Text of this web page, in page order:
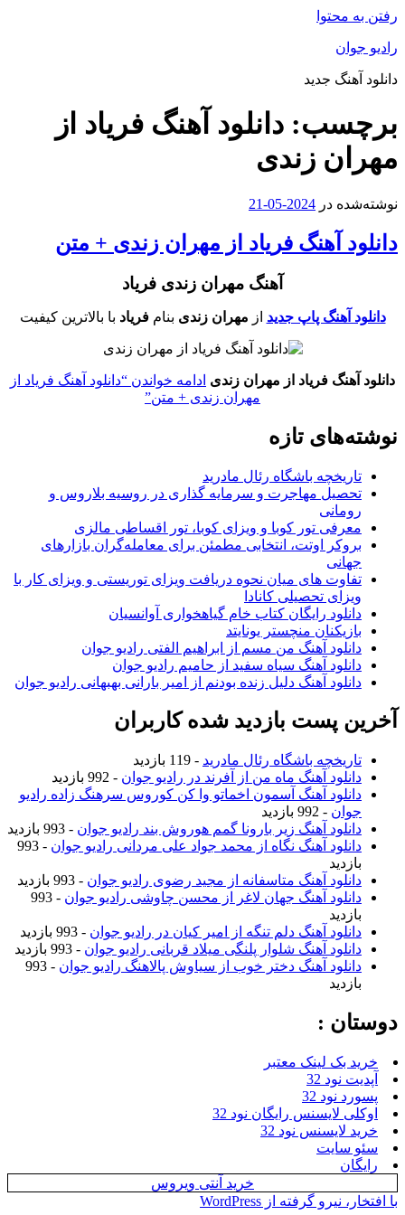
رفتن به محتوا
رادیو جوان
دانلود آهنگ جدید
برچسب: دانلود آهنگ فریاد از
مهران زندی
نوشته‌شده در 2024-05-21
دانلود آهنگ فریاد از مهران زندی + متن
آهنگ مهران زندی فریاد
دانلود آهنگ پاپ جدید از مهران زندی بنام فریاد با بالاترین کیفیت
دانلود آهنگ فریاد از مهران زندی ادامه خواندن “دانلود آهنگ فریاد از
مهران زندی + متن”
نوشته‌های تازه
تاریخچه باشگاه رئال مادرید
تحصیل مهاجرت و سرمایه گذاری در روسیه بلاروس و
رومانی
معرفی تور کوبا و ویزای کوبا، تور اقساطی مالزی
بروکر اوتت، انتخابی مطمئن برای معامله‌گران بازارهای
جهانی
تفاوت های میان نحوه دریافت ویزای توریستی و ویزای کار با
ویزای تحصیلی کانادا
دانلود رایگان کتاب خام گیاهخواری آوانسیان
بازیکنان منچستر یونایتد
دانلود آهنگ من مسم از ابراهیم الفتی رادیو جوان
دانلود آهنگ سیاه سفید از حامیم رادیو جوان
دانلود آهنگ دلیل زنده بودنم از امیر بارانی بهبهانی رادیو جوان
آخرین پست بازدید شده کاربران
تاریخچه باشگاه رئال مادرید - 119 بازدید
دانلود آهنگ ماه من از آفرند در رادیو جوان - 992 بازدید
دانلود آهنگ آسمون اخماتو وا کن کوروس سرهنگ زاده رادیو
جوان - 992 بازدید
دانلود آهنگ زیر بارونا گمم هوروش بند رادیو جوان - 993 بازدید
دانلود آهنگ نگاه از محمد جواد علی مردانی رادیو جوان
- 993
بازدید
دانلود آهنگ متاسفانه از مجید رضوی رادیو جوان - 993 بازدید
دانلود آهنگ جهان لاغر از محسن چاوشی رادیو جوان
- 993
بازدید
دانلود آهنگ دلم تنگه از امیر کیان در رادیو جوان - 993 بازدید
دانلود آهنگ شلوار پلنگی میلاد قربانی رادیو جوان - 993 بازدید
دانلود آهنگ دختر خوب از سیاوش پالاهنگ رادیو جوان
- 993
بازدید
دوستان :
خرید بک لینک معتبر
آپدیت نود 32
پسورد نود 32
اوکلی لایسنس رایگان نود 32
خرید لایسنس نود 32
سئو سایت
رایگان
خرید آنتی ویروس
با افتخار، نیرو گرفته از WordPress